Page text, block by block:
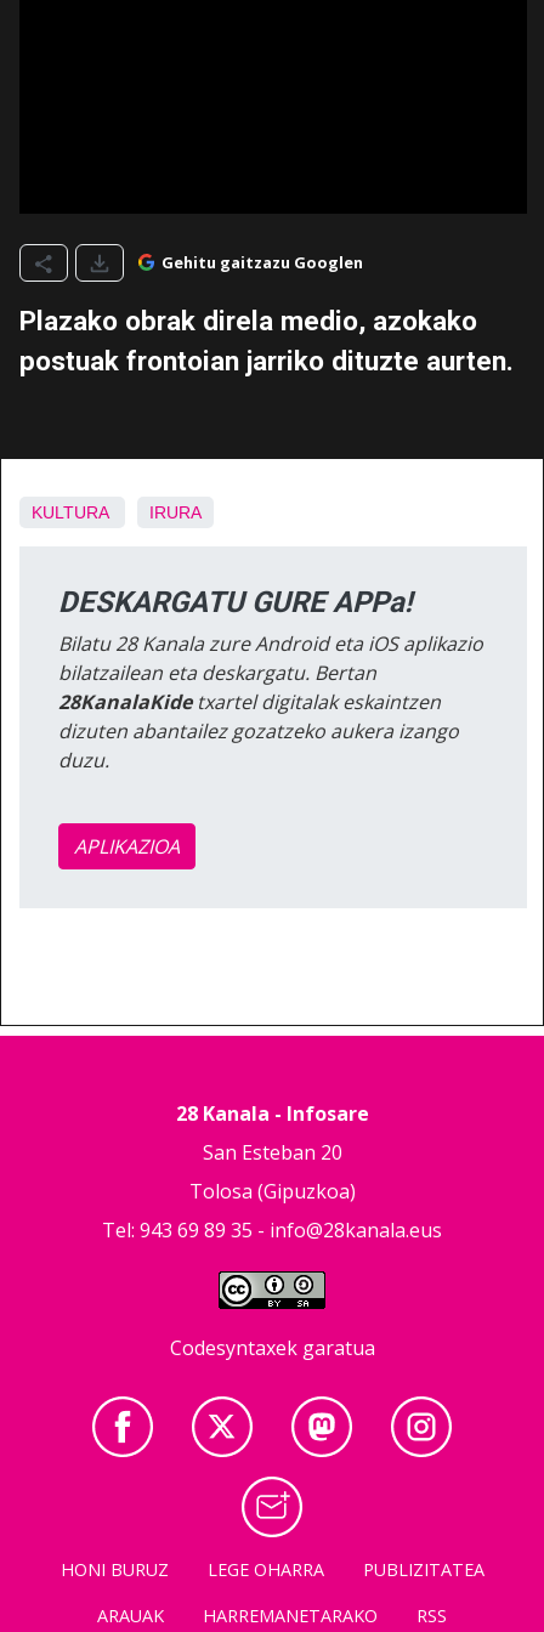
Gehitu gaitzazu Googlen
Plazako obrak direla medio, azokako
postuak frontoian jarriko dituzte aurten.
KULTURA IRURA
DESKARGATU GURE APPa!
Bilatu 28 Kanala zure Android eta iOS aplikazio
bilatzailean eta deskargatu. Bertan
28KanalaKidetxartel digitalak eskaintzen
dizuten abantailez gozatzeko aukera izango
duzu.
APLIKAZIOA
28 Kanala - Infosare
San Esteban 20
Tolosa (Gipuzkoa)
Tel: 943 69 89 35 - info@28kanala.eus
Codesyntaxek garatua
HONI BURUZ LEGE OHARRA
PUBLIZITATEA
ARAUAK
HARREMANETARAKO RSS